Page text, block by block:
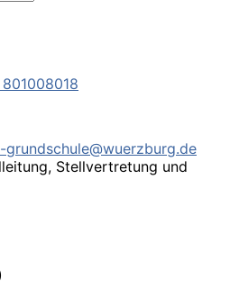
Stellvertretung und